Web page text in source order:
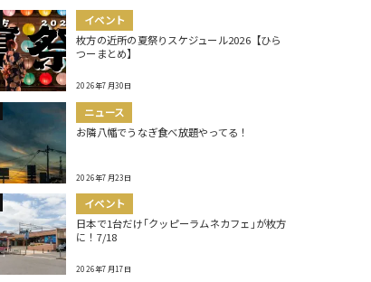
イベント
枚方の近所の夏祭りスケジュール2026【ひら
つーまとめ】
2026年7月30日
ニュース
お隣八幡でうなぎ食べ放題やってる！
2026年7月23日
イベント
日本で1台だけ｢クッピーラムネカフェ｣が枚方
に！7/18
2026年7月17日